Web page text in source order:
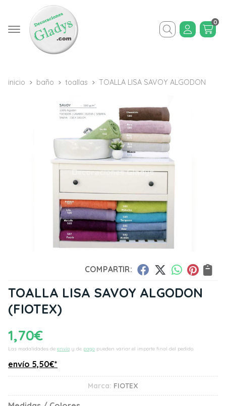
Buscar
0
inicio baño toallas TOALLA LISA SAVOY ALGODON
COMPARTIR:
TOALLA LISA SAVOY ALGODON
(FIOTEX)
1,70€
Las modalidades de envío y de pago pueden variar el importe final del pedido.
envío 5,50€*
Marca: FIOTEX